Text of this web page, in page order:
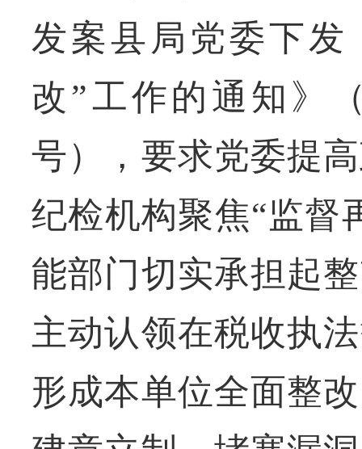
发案县局党委下发
改”工作的通知》
号），要求党委提
纪检机构聚焦“监督
能部门切实承担起
主动认领在税收执
形成本单位全面整